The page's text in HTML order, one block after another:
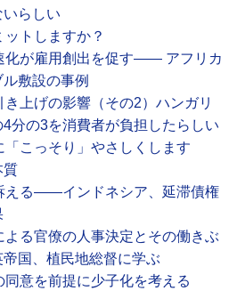
らしい
トしますか？
が雇用創出を促す―― アフリカ
敷設の事例
上げの影響（その2）ハンガリ
分の3を消費者が負担したらしい
こっそり」やさしくします
る――インドネシア、延滞債権
る官僚の人事決定とその働きぶ
国、植民地総督に学ぶ
意を前提に少子化を考える